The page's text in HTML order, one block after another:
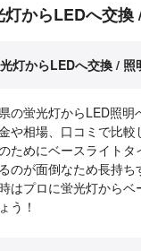
灯からLEDへ交換
灯からLEDへ交換 / 照
の蛍光灯からLED照明
や相場、口コミで比
ためにベースライト
のが面倒なため長持
はプロに蛍光灯から
う！